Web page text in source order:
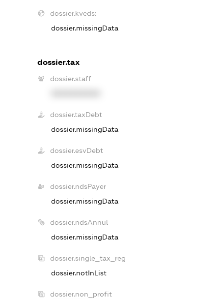
dossier.kveds:
dossier.missingData
dossier.tax
dossier.staff
dossier.taxDebt
dossier.missingData
dossier.esvDebt
dossier.missingData
dossier.ndsPayer
dossier.missingData
dossier.ndsAnnul
dossier.missingData
dossier.single_tax_reg
dossier.notInList
dossier.non_profit